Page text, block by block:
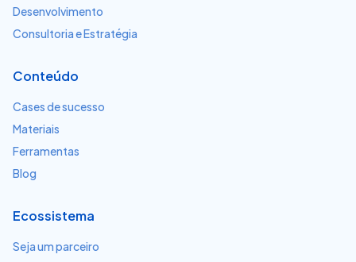
Desenvolvimento
Consultoria e Estratégia
Conteúdo
Cases de sucesso
Materiais
Ferramentas
Blog
Ecossistema
Seja um parceiro